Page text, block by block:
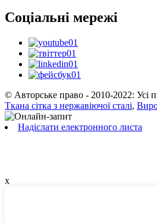
Соціальні мережі
© Авторське право - 2010-2022: Усі
Ткана сітка з нержавіючої сталі,
Надіслати електронного листа
x